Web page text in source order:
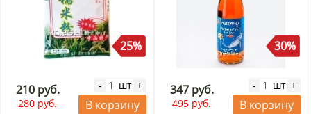
25%
210 руб.
280 руб.
- шт +
В корзину
30%
347 руб.
495 руб.
- шт +
В корзину